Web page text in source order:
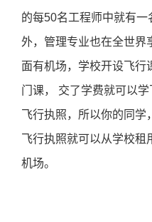
的每50名工程师中就有
外，管理专业也在全世界
面有机场，学校开设飞行
门课， 交了学费就可以
飞行执照，所以你的同学
飞行执照就可以从学校租
机场。